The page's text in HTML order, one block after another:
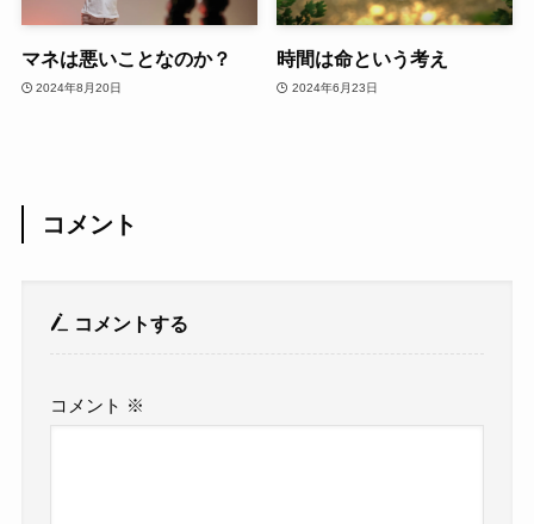
マネは悪いことなのか？
2024年8月20日
時間は命という考え
2024年6月23日
コメント
コメントする
コメント ※